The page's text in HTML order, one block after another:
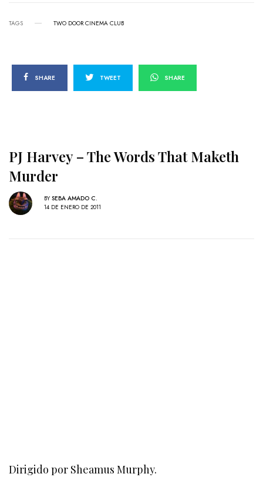
TAGS TWO DOOR CINEMA CLUB
SHARE TWEET SHARE
PJ Harvey – The Words That Maketh
Murder
BY SEBA AMADO C.
14 DE ENERO DE 2011
Dirigido por Sheamus Murphy.